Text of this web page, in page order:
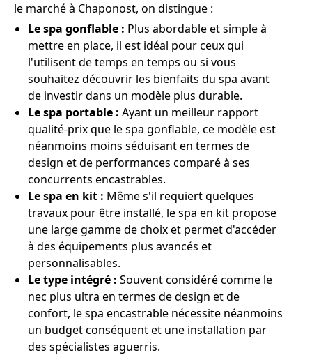
le marché à Chaponost, on distingue :
Le spa gonflable : Plus abordable et simple à
mettre en place, il est idéal pour ceux qui
l'utilisent de temps en temps ou si vous
souhaitez découvrir les bienfaits du spa avant
de investir dans un modèle plus durable.
Le spa portable : Ayant un meilleur rapport
qualité-prix que le spa gonflable, ce modèle est
néanmoins moins séduisant en termes de
design et de performances comparé à ses
concurrents encastrables.
Le spa en kit : Même s'il requiert quelques
travaux pour être installé, le spa en kit propose
une large gamme de choix et permet d'accéder
à des équipements plus avancés et
personnalisables.
Le type intégré : Souvent considéré comme le
nec plus ultra en termes de design et de
confort, le spa encastrable nécessite néanmoins
un budget conséquent et une installation par
des spécialistes aguerris.